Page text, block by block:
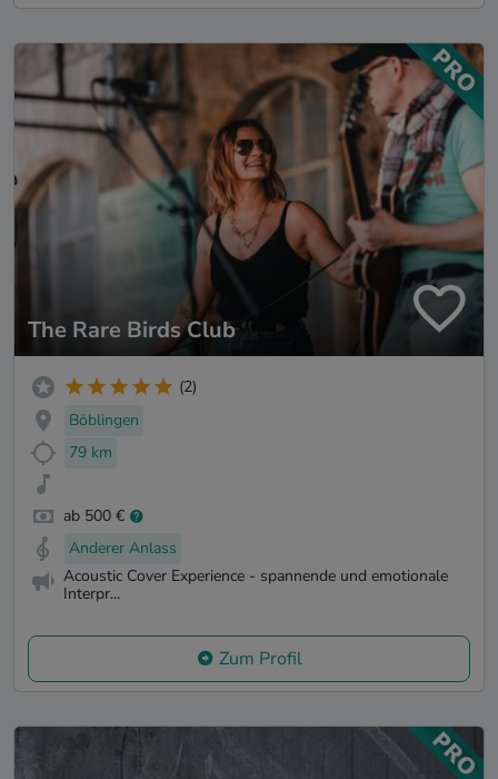
The Rare Birds Club
(2)
Böblingen
79 km
ab 500 €
Anderer Anlass
Acoustic Cover Experience - spannende und emotionale
Interpr...
Zum Profil